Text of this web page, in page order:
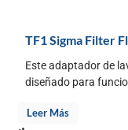
TF1 Sigma Filter
Este adaptador de
diseñado para
Leer Más